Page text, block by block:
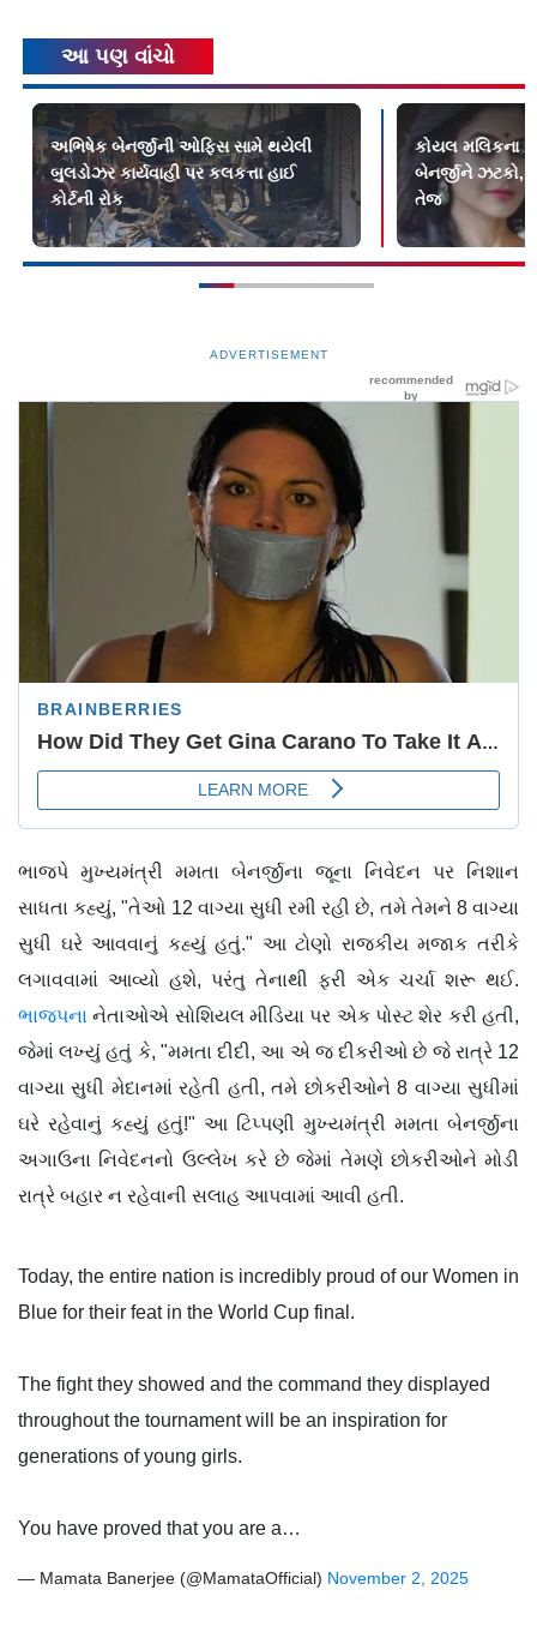
આ પણ વાંચો
અભિષેક બેનર્જીની ઓફિસ સામે થયેલી
બુલડોઝર કાર્યવાહી પર કલકત્તા હાઈ
કોર્ટની રોક
કોયલ મલિકના
બેનર્જીને ઝટકો,
તેજ
ADVERTISEMENT
ભાજપે મુખ્યમંત્રી મમતા બેનર્જીના જૂના નિવેદન પર નિશાન
સાધતા કહ્યું, "તેઓ 12 વાગ્યા સુધી રમી રહી છે, તમે તેમને 8 વાગ્યા
સુધી ઘરે આવવાનું કહ્યું હતું." આ ટોણો રાજકીય મજાક તરીકે
લગાવવામાં આવ્યો હશે, પરંતુ તેનાથી ફરી એક ચર્ચા શરૂ થઈ.
ભાજપનાનેતાઓએ સોશિયલ મીડિયા પર એક પોસ્ટ શેર કરી હતી,
જેમાં લખ્યું હતું કે, "મમતા દીદી, આ એ જ દીકરીઓ છે જે રાત્રે 12
વાગ્યા સુધી મેદાનમાં રહેતી હતી, તમે છોકરીઓને 8 વાગ્યા સુધીમાં
ઘરે રહેવાનું કહ્યું હતું!" આ ટિપ્પણી મુખ્યમંત્રી મમતા બેનર્જીના
અગાઉના નિવેદનનો ઉલ્લેખ કરે છે જેમાં તેમણે છોકરીઓને મોડી
રાત્રે બહાર ન રહેવાની સલાહ આપવામાં આવી હતી.
Today, the entire nation is incredibly proud of our Women in
Blue for their feat in the World Cup final.
​The fight they showed and the command they displayed
throughout the tournament will be an inspiration for
generations of young girls.
You have proved that you are a…
— Mamata Banerjee (@MamataOfficial) November 2, 2025